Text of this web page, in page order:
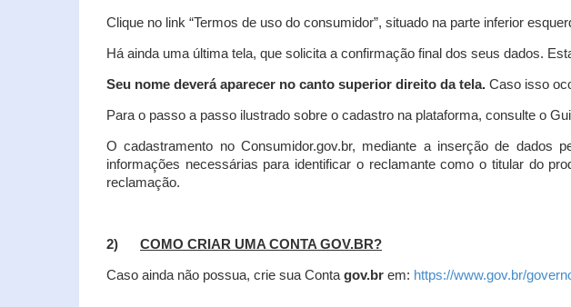
Clique no link “Termos de uso do consumidor”, situado na parte inferior
Há ainda uma última tela, que solicita a confirmação final dos seus dados.
Seu nome deverá aparecer no canto superior direito da tela. Caso isso
Para o passo a passo ilustrado sobre o cadastro na plataforma, consulte o
O cadastramento no Consumidor.gov.br, mediante a inserção de
informações necessárias para identificar o reclamante como o titular do
reclamação.
2) COMO CRIAR UMA CONTA GOV.BR?
Caso ainda não possua, crie sua Conta gov.br em: https://www.gov.br/